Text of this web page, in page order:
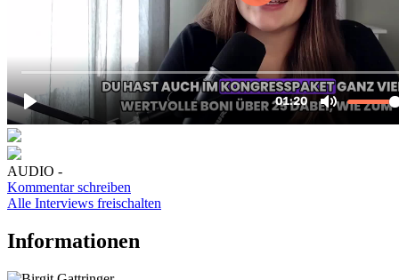
AUDIO -
Kommentar schreiben
Alle Interviews freischalten
Informationen